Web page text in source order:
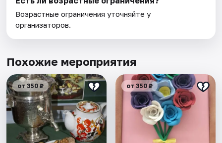
Возрастные ограничения уточняйте у
организаторов.
Похожие мероприятия
от 350 ₽ от 350 ₽